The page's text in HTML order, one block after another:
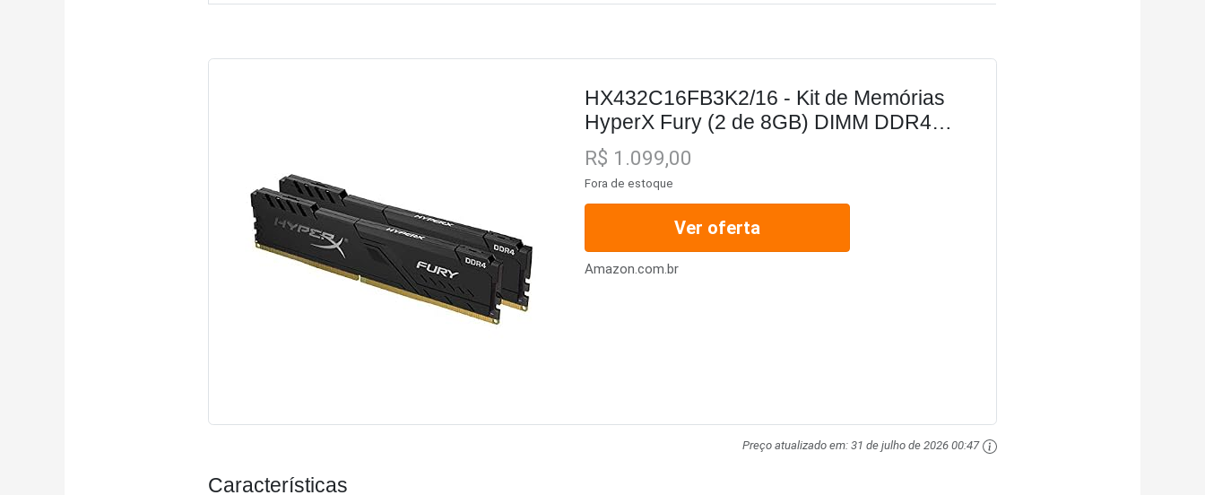
HX432C16FB3K2/16 - Kit de Memórias
HyperX Fury (2 de 8GB) DIMM DDR4
3200Mhz 1,2V para desktop
R$ 1.099,00
Fora de estoque
Ver oferta
Amazon.com.br
Preço atualizado em:31 de julho de 2026 00:47
Características